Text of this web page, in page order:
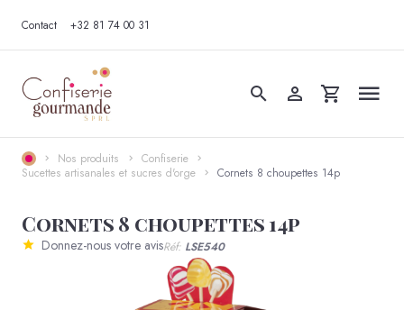
Contact +32 81 74 00 31
Nos produits
Confiserie
Sucettes artisanales et sucres d'orge
Cornets 8 choupettes 14p
Cornets 8 choupettes 14p
Donnez-nous votre avisRéf: LSE540